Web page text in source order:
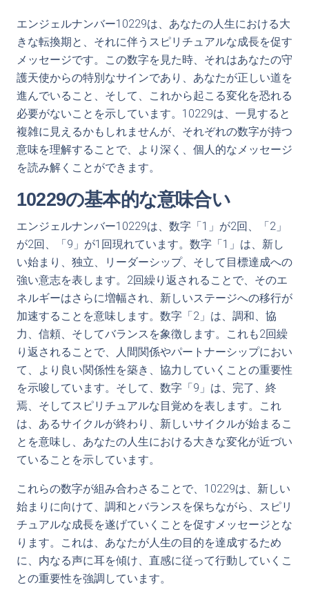
エンジェルナンバー10229は、あなたの人生における大
きな転換期と、それに伴うスピリチュアルな成長を促す
メッセージです。この数字を見た時、それはあなたの守
護天使からの特別なサインであり、あなたが正しい道を
進んでいること、そして、これから起こる変化を恐れる
必要がないことを示しています。10229は、一見すると
複雑に見えるかもしれませんが、それぞれの数字が持つ
意味を理解することで、より深く、個人的なメッセージ
を読み解くことができます。
10229の基本的な意味合い
エンジェルナンバー10229は、数字「1」が2回、「2」
が2回、「9」が1回現れています。数字「1」は、新し
い始まり、独立、リーダーシップ、そして目標達成への
強い意志を表します。2回繰り返されることで、そのエ
ネルギーはさらに増幅され、新しいステージへの移行が
加速することを意味します。数字「2」は、調和、協
力、信頼、そしてバランスを象徴します。これも2回繰
り返されることで、人間関係やパートナーシップにおい
て、より良い関係性を築き、協力していくことの重要性
を示唆しています。そして、数字「9」は、完了、終
焉、そしてスピリチュアルな目覚めを表します。これ
は、あるサイクルが終わり、新しいサイクルが始まるこ
とを意味し、あなたの人生における大きな変化が近づい
ていることを示しています。
これらの数字が組み合わさることで、10229は、新しい
始まりに向けて、調和とバランスを保ちながら、スピリ
チュアルな成長を遂げていくことを促すメッセージとな
ります。これは、あなたが人生の目的を達成するため
に、内なる声に耳を傾け、直感に従って行動していくこ
との重要性を強調しています。